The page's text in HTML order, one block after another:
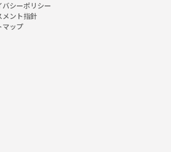
バシーポリシー
メント指針
マップ